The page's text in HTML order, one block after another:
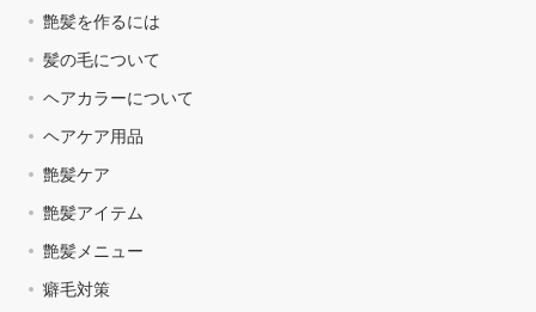
艶髪を作るには
髪の毛について
ヘアカラーについて
ヘアケア用品
艶髪ケア
艶髪アイテム
艶髪メニュー
癖毛対策